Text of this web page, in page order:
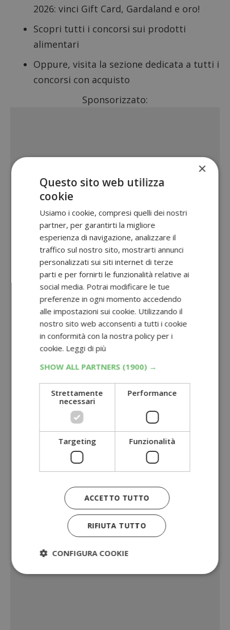
2026: vinci Gift Card, Gardaland e oro!
Scopri tutti i concorsi sui prodotti
alimentari
Oppure, visita la sezione dedicata a tutti i
concorsi con acquisto
Sponsorizzato:
×
Questo sito web utilizza
cookie
Usiamo i cookie, compresi quelli dei nostri
partner, per garantirti la migliore
esperienza di navigazione, analizzare il
traffico sul nostro sito, mostrarti annunci
personalizzati sui siti internet di terze
parti e per fornirti le funzionalità relative ai
social media. Potrai modificare le tue
preferenze in ogni momento accedendo
alle impostazioni sui cookie. Utilizzando il
nostro sito web acconsenti a tutti i cookie
in conformità con la nostra policy per i
cookie. Leggi di più
SHOW ALL PARTNERS (1900) →
Strettamente
necessari
Performance
Targeting Funzionalità
ACCETTO TUTTO
RIFIUTA TUTTO
CONFIGURA COOKIE